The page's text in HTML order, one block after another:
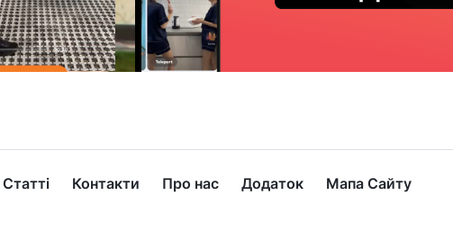
Статті Контакти Про нас Додаток Мапа Сайту